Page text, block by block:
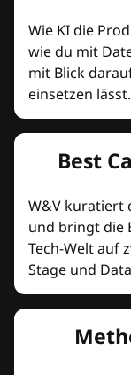
Wie KI die
wie du mit
mit Blick
einsetzen lässt.
Best
W&V kuratiert
und bringt die
Tech-Welt auf
Stage und